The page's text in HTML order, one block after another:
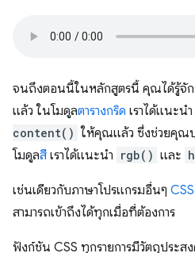
จนถึงตอนนี้ในหลักสูตรนี้ คุณได้รู้จัก
แล้ว ในโมดูลตารางกริด เราได้แนะนำ
content() ให้คุณแล้ว ซึ่งช่วยคุณ
โมดูลสี เราได้แนะนํา rgb() และ
เช่นเดียวกับภาษาโปรแกรมอื่นๆ
สามารถเข้าถึงได้ทุกเมื่อที่ต้องการ
ฟังก์ชัน CSS ทุกรายการมีวัตถุประส